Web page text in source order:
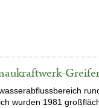
wurden 1981